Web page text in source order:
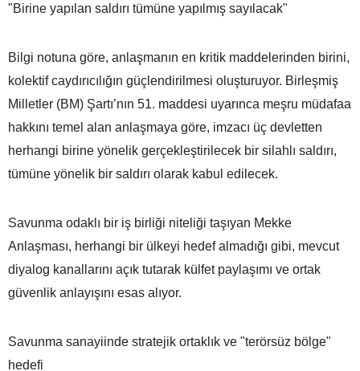
"Birine yapılan saldırı tümüne yapılmış sayılacak"
Bilgi notuna göre, anlaşmanın en kritik maddelerinden birini,
kolektif caydırıcılığın güçlendirilmesi oluşturuyor. Birleşmiş
Milletler (BM) Şartı’nın 51. maddesi uyarınca meşru müdafaa
hakkını temel alan anlaşmaya göre, imzacı üç devletten
herhangi birine yönelik gerçekleştirilecek bir silahlı saldırı,
tümüne yönelik bir saldırı olarak kabul edilecek.
Savunma odaklı bir iş birliği niteliği taşıyan Mekke
Anlaşması, herhangi bir ülkeyi hedef almadığı gibi, mevcut
diyalog kanallarını açık tutarak külfet paylaşımı ve ortak
güvenlik anlayışını esas alıyor.
Savunma sanayiinde stratejik ortaklık ve "terörsüz bölge"
hedefi